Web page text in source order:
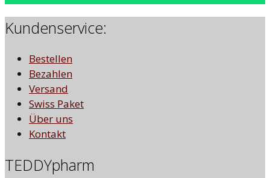
Kundenservice:
Bestellen
Bezahlen
Versand
Swiss Paket
Über uns
Kontakt
TEDDYpharm